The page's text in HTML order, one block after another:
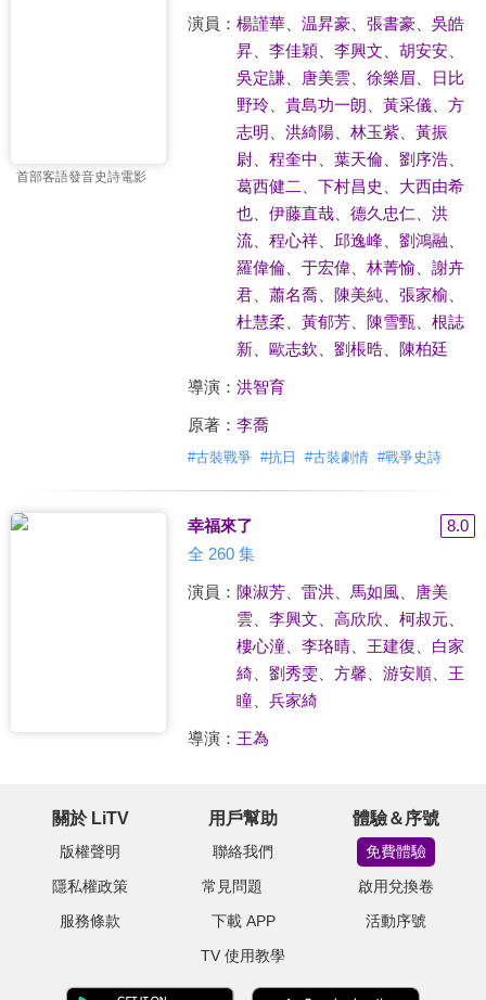
首部客語發音史詩電影
演員： 楊謹華、 温昇豪 張書豪
吳皓
昇、 李佳穎 李興文 胡安安、
吳定謙、 唐美雲、 徐樂眉
日比
野玲、 貴島功一朗 黃采儀、 方
志明
洪綺陽、 林玉紫、 黃振
尉、 程奎中 葉天倫、 劉序浩、
葛西健二
下村昌史
大西由希
也、 伊藤直哉、 德久忠仁
洪
流、 程心祥、 邱逸峰、 劉鴻融
羅偉倫、 于宏偉、 林菁愉、 謝卉
君、 蕭名喬 陳美純、 張家榆
杜慧柔
黃郁芳、 陳雪甄
根誌
新、 歐志欽 劉棖晧、 陳柏廷
導演： 洪智育
原著： 李喬
#古裝戰爭 #抗日 #古裝劇情 #戰爭史詩
幸福來了
8.0
全 260 集
演員： 陳淑芳、 雷洪、 馬如風、
唐美
雲、 李興文 高欣欣 柯叔元、
樓心潼、 李珞晴、 王建復
白家
綺、 劉秀雯、 方馨 游安順、 王
瞳、 兵家綺
導演： 王為
關於 LiTV
版權聲明
隱私權政策
服務條款
用戶幫助
聯絡我們
常見問題
下載 APP
TV 使用教學
體驗＆序號
免費體驗
啟用兌換卷
活動序號